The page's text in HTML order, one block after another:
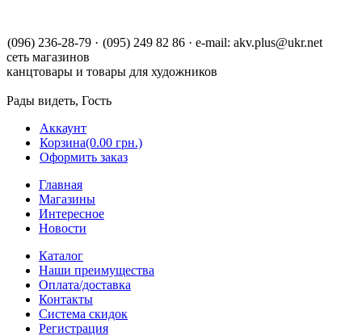
(096) 236-28-79 · (095) 249 82 86 · e-mail: akv.plus@ukr.net
сеть магазинов
канцтовары и товары для художников
Рады видеть, Гость
Аккаунт
Корзина(0.00 грн.)
Оформить заказ
Главная
Магазины
Интересное
Новости
Каталог
Наши преимущества
Оплата/доставка
Контакты
Система скидок
Регистрация